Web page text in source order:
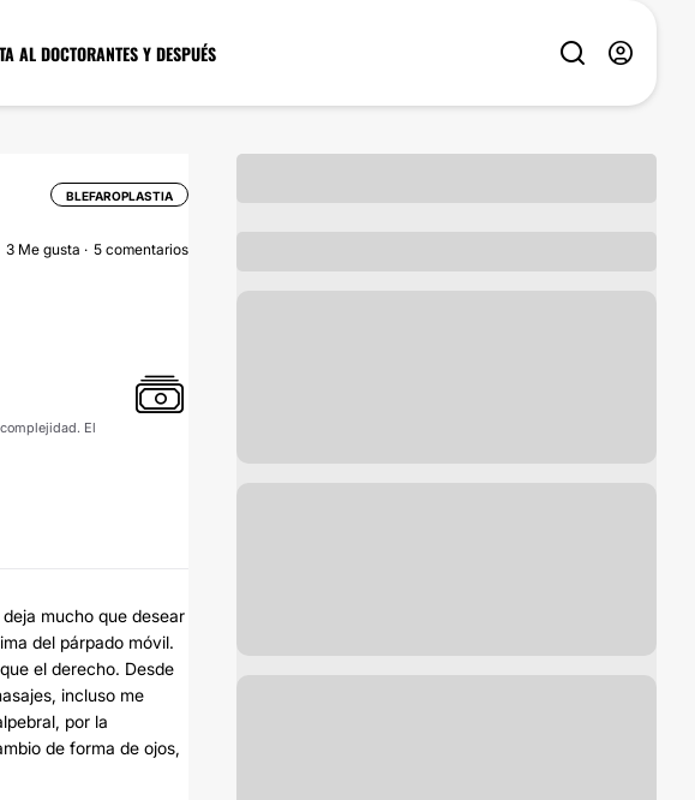
AL DOCTORANTES Y DESPUÉS
BLEFAROPLASTIA
3 Me gusta 5 comentarios
El
mucho que desear
del párpado móvil.
el derecho. Desde
incluso me
por la
de forma de ojos,